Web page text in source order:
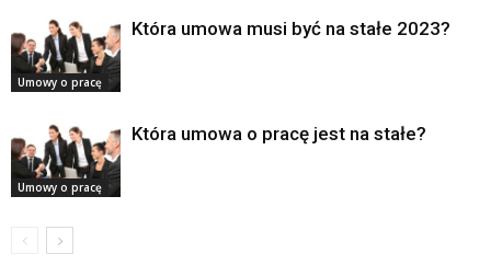
Umowy o pracę
Która umowa musi być na stałe 2023?
Umowy o pracę
Która umowa o pracę jest na stałe?